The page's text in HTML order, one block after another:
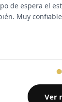
de espera el
Muy
Ver